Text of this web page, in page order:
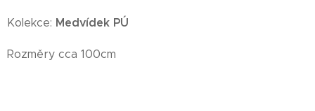
Kolekce: Medvídek PÚ
Rozměry cca 100cm